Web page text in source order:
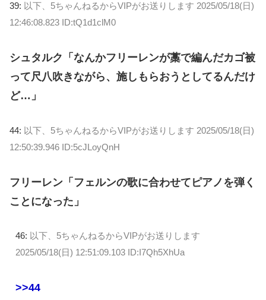
39: 以下、5ちゃんねるからVIPがお送りします 2025/05/18(日)
12:46:08.823 ID:tQ1d1clM0
シュタルク「なんかフリーレンが藁で編んだカゴ被
って尺八吹きながら、施しもらおうとしてるんだけ
ど…」
44: 以下、5ちゃんねるからVIPがお送りします 2025/05/18(日)
12:50:39.946 ID:5cJLoyQnH
フリーレン「フェルンの歌に合わせてピアノを弾く
ことになった」
46: 以下、5ちゃんねるからVIPがお送りします
2025/05/18(日) 12:51:09.103 ID:I7Qh5XhUa
>>44